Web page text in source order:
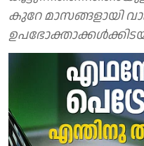
കുറേ മാസങ്ങളായി